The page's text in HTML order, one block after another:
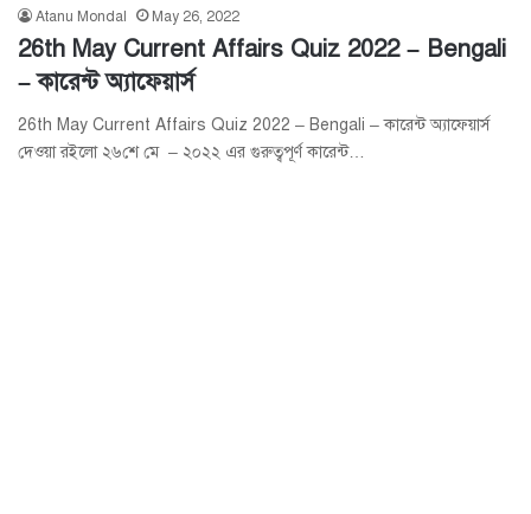
Atanu Mondal May 26, 2022
26th May Current Affairs Quiz 2022 – Bengali
– কারেন্ট অ্যাফেয়ার্স
26th May Current Affairs Quiz 2022 – Bengali – কারেন্ট অ্যাফেয়ার্স
দেওয়া রইলো ২৬শে মে – ২০২২ এর গুরুত্বপূর্ণ কারেন্ট…